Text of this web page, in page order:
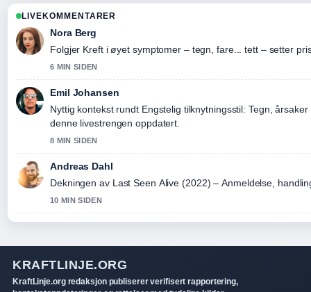
LIVEKOMMENTARER
Nora Berg
Folgjer Kreft i øyet symptomer – tegn, fare... tett – setter
6 MIN SIDEN
Emil Johansen
Nyttig kontekst rundt Engstelig tilknytningsstil: Tegn,
denne livestrengen oppdatert.
8 MIN SIDEN
Andreas Dahl
Dekningen av Last Seen Alive (2022) – Anmeldelse,
10 MIN SIDEN
KRAFTLINJE.ORG
KraftLinje.org redaksjon publiserer verifisert rapportering,